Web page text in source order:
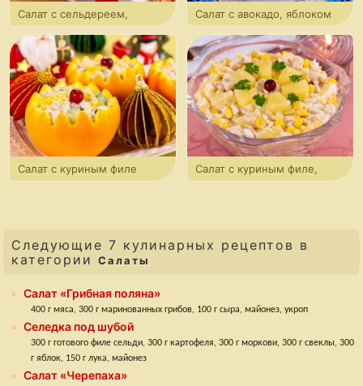
Салат с сельдереем,
яблоком и куриным филе
Салат с авокадо, яблоком
и куриным филе
Салат с куриным филе
Салат с куриным филе,
Следующие 7 кулинарных рецептов в
категорииСалаты
Салат «Грибная поляна»
400 г мяса, 300 г маринованных грибов, 100 г сыра, майонез, укроп
Селедка под шубой
300 г готового филе сельди, 300 г картофеля, 300 г моркови, 300 г свеклы, 300
г яблок, 150 г лука, майонез
Салат «Черепаха»